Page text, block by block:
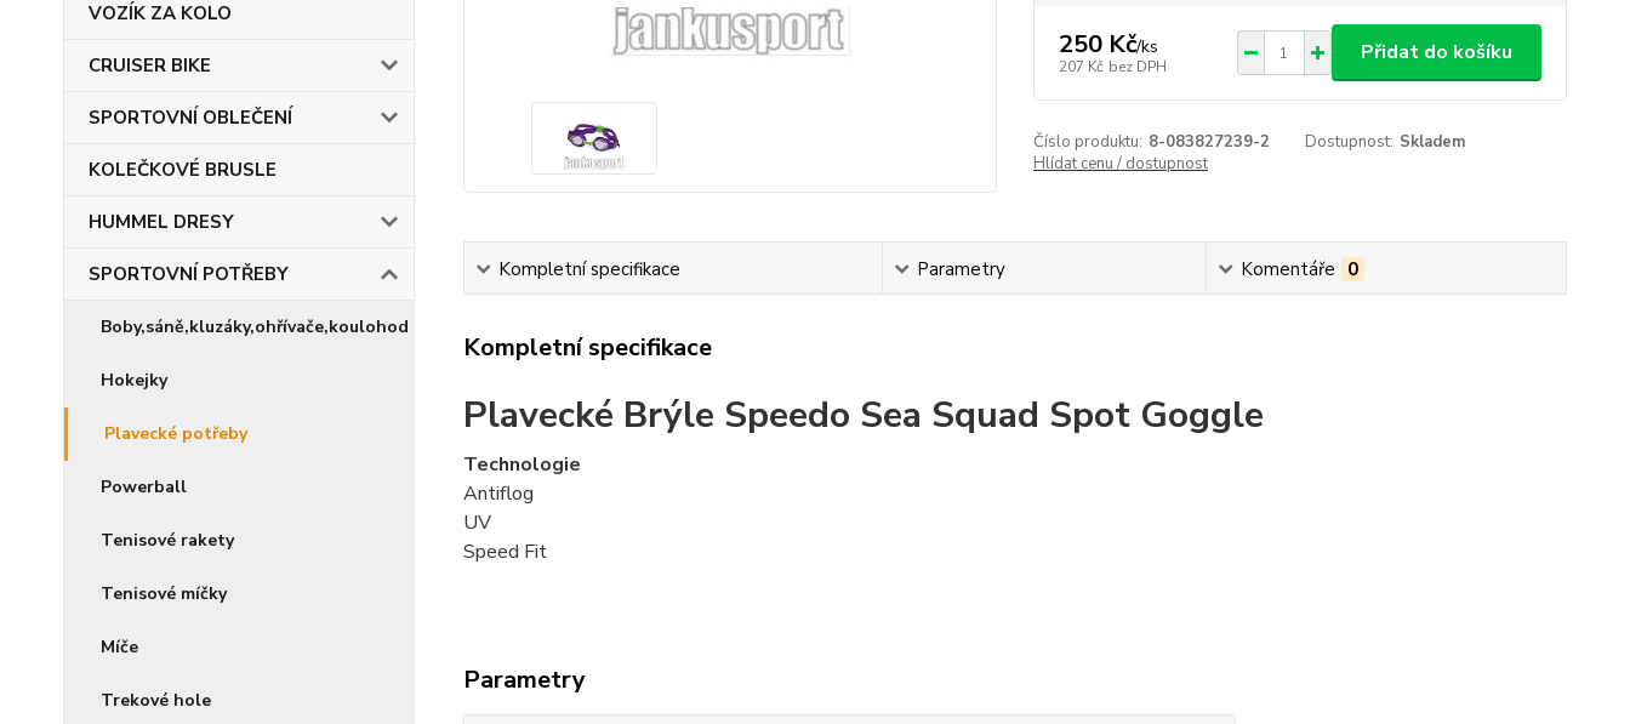
VOZÍK ZA KOLO
CRUISER BIKE
SPORTOVNÍ OBLEČENÍ
KOLEČKOVÉ BRUSLE
HUMMEL DRESY
SPORTOVNÍ POTŘEBY
Boby,sáně,kluzáky,ohřívače,koulohod
Hokejky
Plavecké potřeby
Powerball
Tenisové rakety
Tenisové míčky
Míče
Trekové hole
250 Kč/ks
207 Kč bez DPH
Přidat do košíku
Číslo produktu: 8-083827239-2 Dostupnost: Skladem
Hlídat cenu / dostupnost
Kompletní specifikace Parametry Komentáře 0
Kompletní specifikace
Plavecké Brýle Speedo Sea Squad Spot Goggle
Technologie
Antiflog
UV
Speed Fit
Parametry